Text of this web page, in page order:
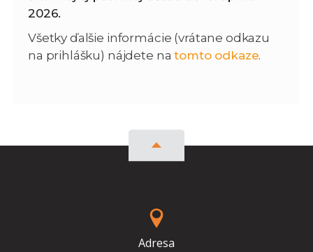
2026.
Všetky ďalšie informácie (vrátane odkazu
na prihlášku) nájdete natomto odkaze.
Adresa